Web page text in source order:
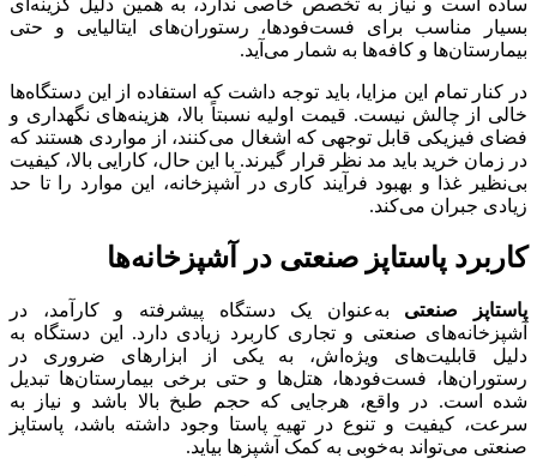
ساده است و نیاز به تخصص خاصی ندارد، به همین دلیل گزینه‌ای
بسیار مناسب برای فست‌فودها، رستوران‌های ایتالیایی و حتی
بیمارستان‌ها و کافه‌ها به شمار می‌آید.
در کنار تمام این مزایا، باید توجه داشت که استفاده از این دستگاه‌ها
خالی از چالش نیست. قیمت اولیه نسبتاً بالا، هزینه‌های نگهداری و
فضای فیزیکی قابل توجهی که اشغال می‌کنند، از مواردی هستند که
در زمان خرید باید مد نظر قرار گیرند. با این حال، کارایی بالا، کیفیت
بی‌نظیر غذا و بهبود فرآیند کاری در آشپزخانه، این موارد را تا حد
زیادی جبران می‌کند.
کاربرد پاستاپز صنعتی در آشپزخانه‌ها
پاستاپز صنعتی به‌عنوان یک دستگاه پیشرفته و کارآمد، در
آشپزخانه‌های صنعتی و تجاری کاربرد زیادی دارد. این دستگاه به
دلیل قابلیت‌های ویژه‌اش، به یکی از ابزارهای ضروری در
رستوران‌ها، فست‌فودها، هتل‌ها و حتی برخی بیمارستان‌ها تبدیل
شده است. در واقع، هرجایی که حجم طبخ بالا باشد و نیاز به
سرعت، کیفیت و تنوع در تهیه پاستا وجود داشته باشد، پاستاپز
صنعتی می‌تواند به‌خوبی به کمک آشپزها بیاید.